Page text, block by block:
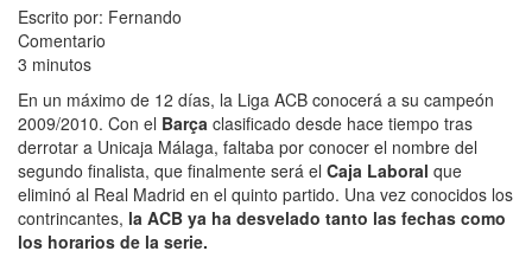
Escrito por: Fernando
Comentario
3 minutos
En un máximo de 12 días, la Liga ACB conocerá a su campeón
2009/2010. Con el Barça clasificado desde hace tiempo tras
derrotar a Unicaja Málaga, faltaba por conocer el nombre del
segundo finalista, que finalmente será el Caja Laboral que
eliminó al Real Madrid en el quinto partido. Una vez conocidos los
contrincantes, la ACB ya ha desvelado tanto las fechas como
los horarios de la serie.